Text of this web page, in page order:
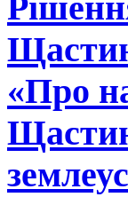
«Про